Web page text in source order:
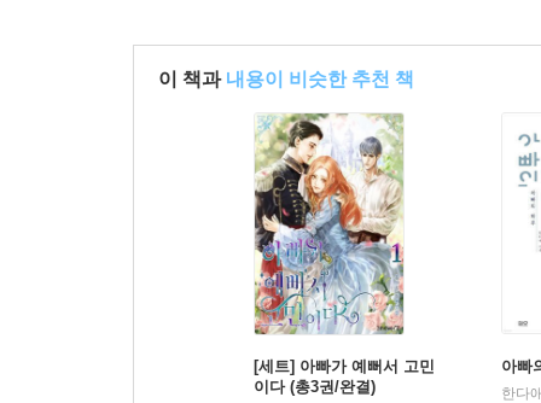
이 책과 내용이 비슷한 추천 책
[세트] 아빠가 예뻐서 고민
이다 (총3권/완결)
아빠
한다